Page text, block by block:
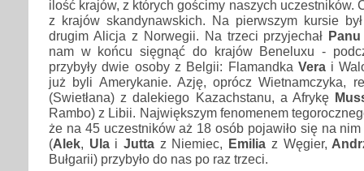
ilość krajów, z których gościmy naszych uczestników.
z krajów skandynawskich. Na pierwszym kursie
drugim Alicja z Norwegii. Na trzeci przyjechał Panu
nam w końcu sięgnąć do krajów Beneluxu -
przybyły dwie osoby z Belgii: Flamandka Vera i
już byli Amerykanie. Azję, oprócz Wietnamczyka,
(Swietłana) z dalekiego Kazachstanu, a Afrykę
Rambo) z Libii. Największym fenomenem
że na 45 uczestników aż 18 osób pojawiło się na
(Alek Ula i Jutta z Niemiec, Emilia z Węgier,
Bułgarii) przybyło do nas po raz trzeci.